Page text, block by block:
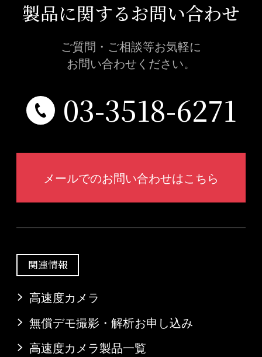
製品に関するお問い合わせ
ご質問・ご相談等お気軽に
お問い合わせください。
03-3518-6271
メールでのお問い合わせはこちら
関連情報
高速度カメラ
無償デモ撮影・解析お申し込み
高速度カメラ製品一覧